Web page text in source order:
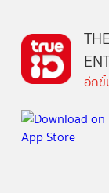
อีกขั้